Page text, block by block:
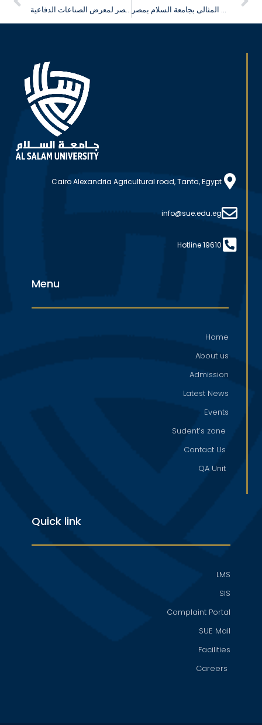
فعاليات زيارة جامعة السلام بمصر لمعرض الصناعات الدفاعية EDEX-2023 فعاليات مسابقة الطالب المثالى بجامعة السلام بمصر
Cairo Alexandria Agricultural road, Tanta, Egypt
info@sue.edu.eg
Hotline 19610
Menu
Home
About us
Admission
Latest News
Events
Sudent’s zone
Contact Us
QA Unit
Quick link
LMS
SIS
Complaint Portal
SUE Mail
Facilities
Careers